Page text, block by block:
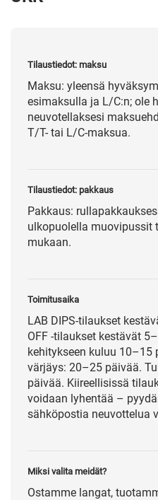
Tilaustiedot: maksu
Maksu: yleensä
esimaksulla ja L/C:n; ole
neuvotellaksesi
T/T- tai L/C-maksua.
Tilaustiedot: pakkaus
Pakkaus:
ulkopuolella muovipussit
mukaan.
Toimitusaika
LAB DIPS-tilaukset
OFF -tilaukset kestävät
kehitykseen kuluu 10–15
värjäys: 20–25 päivää.
päivää. Kiireellisissä
voidaan lyhentää –
sähköpostia neuvottelua
Miksi valita meidät?
Ostamme langat,